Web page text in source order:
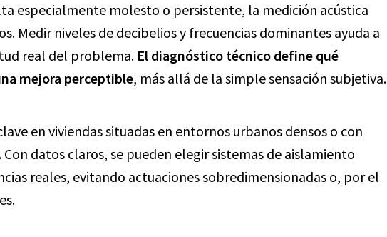
especialmente molesto o persistente, la medición acústica
Medir niveles de decibelios y frecuencias dominantes ayuda a
real del problema. El diagnóstico técnico define qué
mejora perceptible, más allá de la simple sensación subjetiva.
en viviendas situadas en entornos urbanos densos o con
Con datos claros, se pueden elegir sistemas de aislamiento
reales, evitando actuaciones sobredimensionadas o, por el